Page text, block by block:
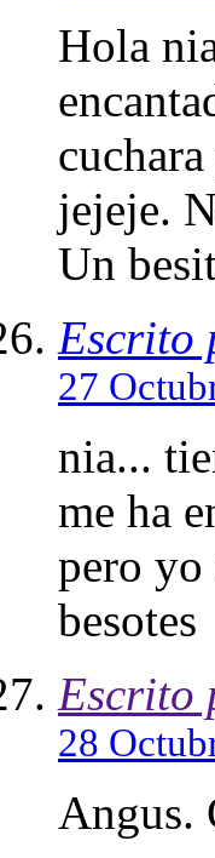
Hola
jejeje.
Un
Escrito
27
nia...
me ha
pero yo
besotes
Escrito
28
Angus.